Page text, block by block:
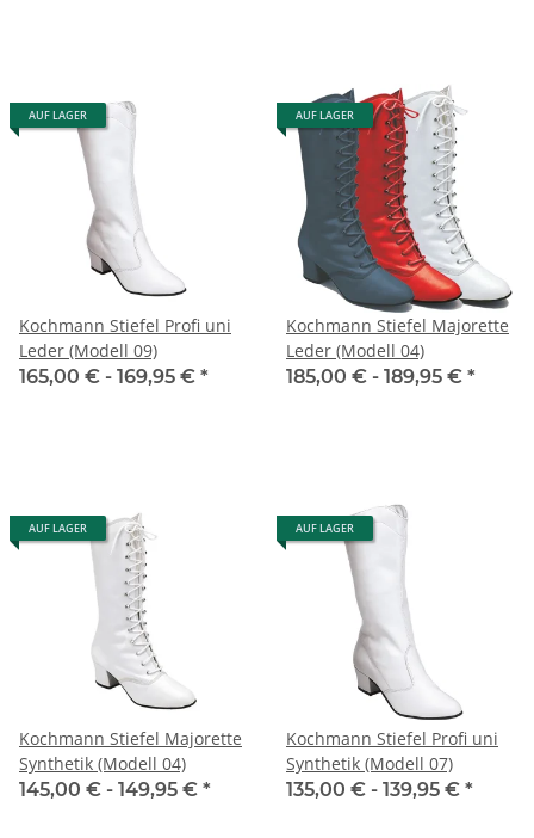
AUF LAGER
Kochmann Stiefel Profi uni
Leder (Modell 09)
165,00 € - 169,95 € *
AUF LAGER
Kochmann Stiefel Majorette
Leder (Modell 04)
185,00 € - 189,95 € *
AUF LAGER
Kochmann Stiefel Majorette
Synthetik (Modell 04)
145,00 € - 149,95 € *
AUF LAGER
Kochmann Stiefel Profi uni
Synthetik (Modell 07)
135,00 € - 139,95 € *